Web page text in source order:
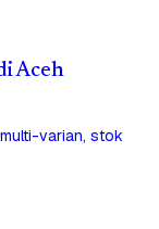
Aceh
varian, stok